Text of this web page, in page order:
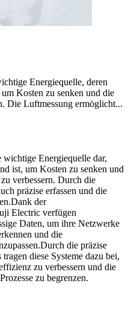
Energiequelle, deren
Kosten zu senken und die
Die Luftmessung ermöglicht...
Energiequelle dar,
ist, um Kosten zu senken und
verbessern. Durch die
präzise erfassen und die
der
Electric verfügen
Daten, um ihre Netzwerke
und die
die präzise
diese Systeme dazu bei,
zu verbessern und die
zu begrenzen.